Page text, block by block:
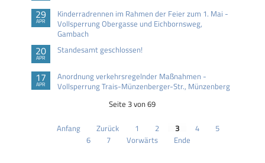
29
APR
Kinderradrennen im Rahmen der Feier zum 1. Mai -
Vollsperrung Obergasse und Eichbornsweg,
Gambach
20
APR
Standesamt geschlossen!
17
APR
Anordnung verkehrsregelnder Maßnahmen -
Vollsperrung Trais-Münzenberger-Str., Münzenberg
Seite 3 von 69
Anfang Zurück 1 2 3 4
5
6
7 Vorwärts Ende